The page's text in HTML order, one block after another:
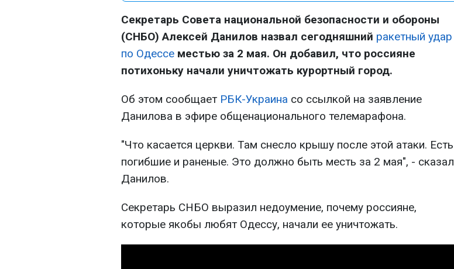
Секретарь Совета национальной безопасности и обороны
(СНБО) Алексей Данилов назвал сегодняшний ракетный удар
по Одессе местью за 2 мая. Он добавил, что россияне
потихоньку начали уничтожать курортный город.
Об этом сообщает РБК-Украина со ссылкой на заявление
Данилова в эфире общенационального телемарафона.
"Что касается церкви. Там снесло крышу после этой атаки. Есть
погибшие и раненые. Это должно быть месть за 2 мая", - сказал
Данилов.
Секретарь СНБО выразил недоумение, почему россияне,
которые якобы любят Одессу, начали ее уничтожать.